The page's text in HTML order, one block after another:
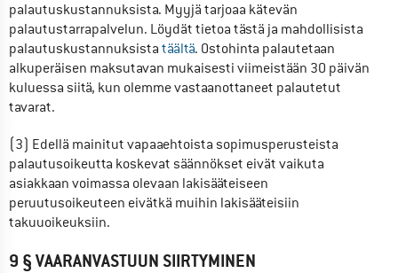
palautuskustannuksista. Myyjä tarjoaa kätevän
palautustarrapalvelun. Löydät tietoa tästä ja mahdollisista
palautuskustannuksista täältä. Ostohinta palautetaan
alkuperäisen maksutavan mukaisesti viimeistään 30 päivän
kuluessa siitä, kun olemme vastaanottaneet palautetut
tavarat.
(3) Edellä mainitut vapaaehtoista sopimusperusteista
palautusoikeutta koskevat säännökset eivät vaikuta
asiakkaan voimassa olevaan lakisääteiseen
peruutusoikeuteen eivätkä muihin lakisääteisiin
takuuoikeuksiin.
9 § VAARANVASTUUN SIIRTYMINEN